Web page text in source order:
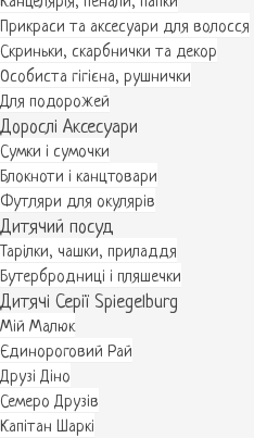
Прикраси та аксесуари для волосся
Скриньки, скарбнички та декор
Особиста гігієна, рушнички
Для подорожей
Дорослі Аксесуари
Сумки і сумочки
Блокноти і канцтовари
Футляри для окулярів
Дитячий посуд
Тарілки, чашки, приладдя
Бутербродниці і пляшечки
Дитячі Серії Spiegelburg
Мій Малюк
Єдинороговий Рай
Друзі Діно
Семеро Друзів
Капітан Шаркі